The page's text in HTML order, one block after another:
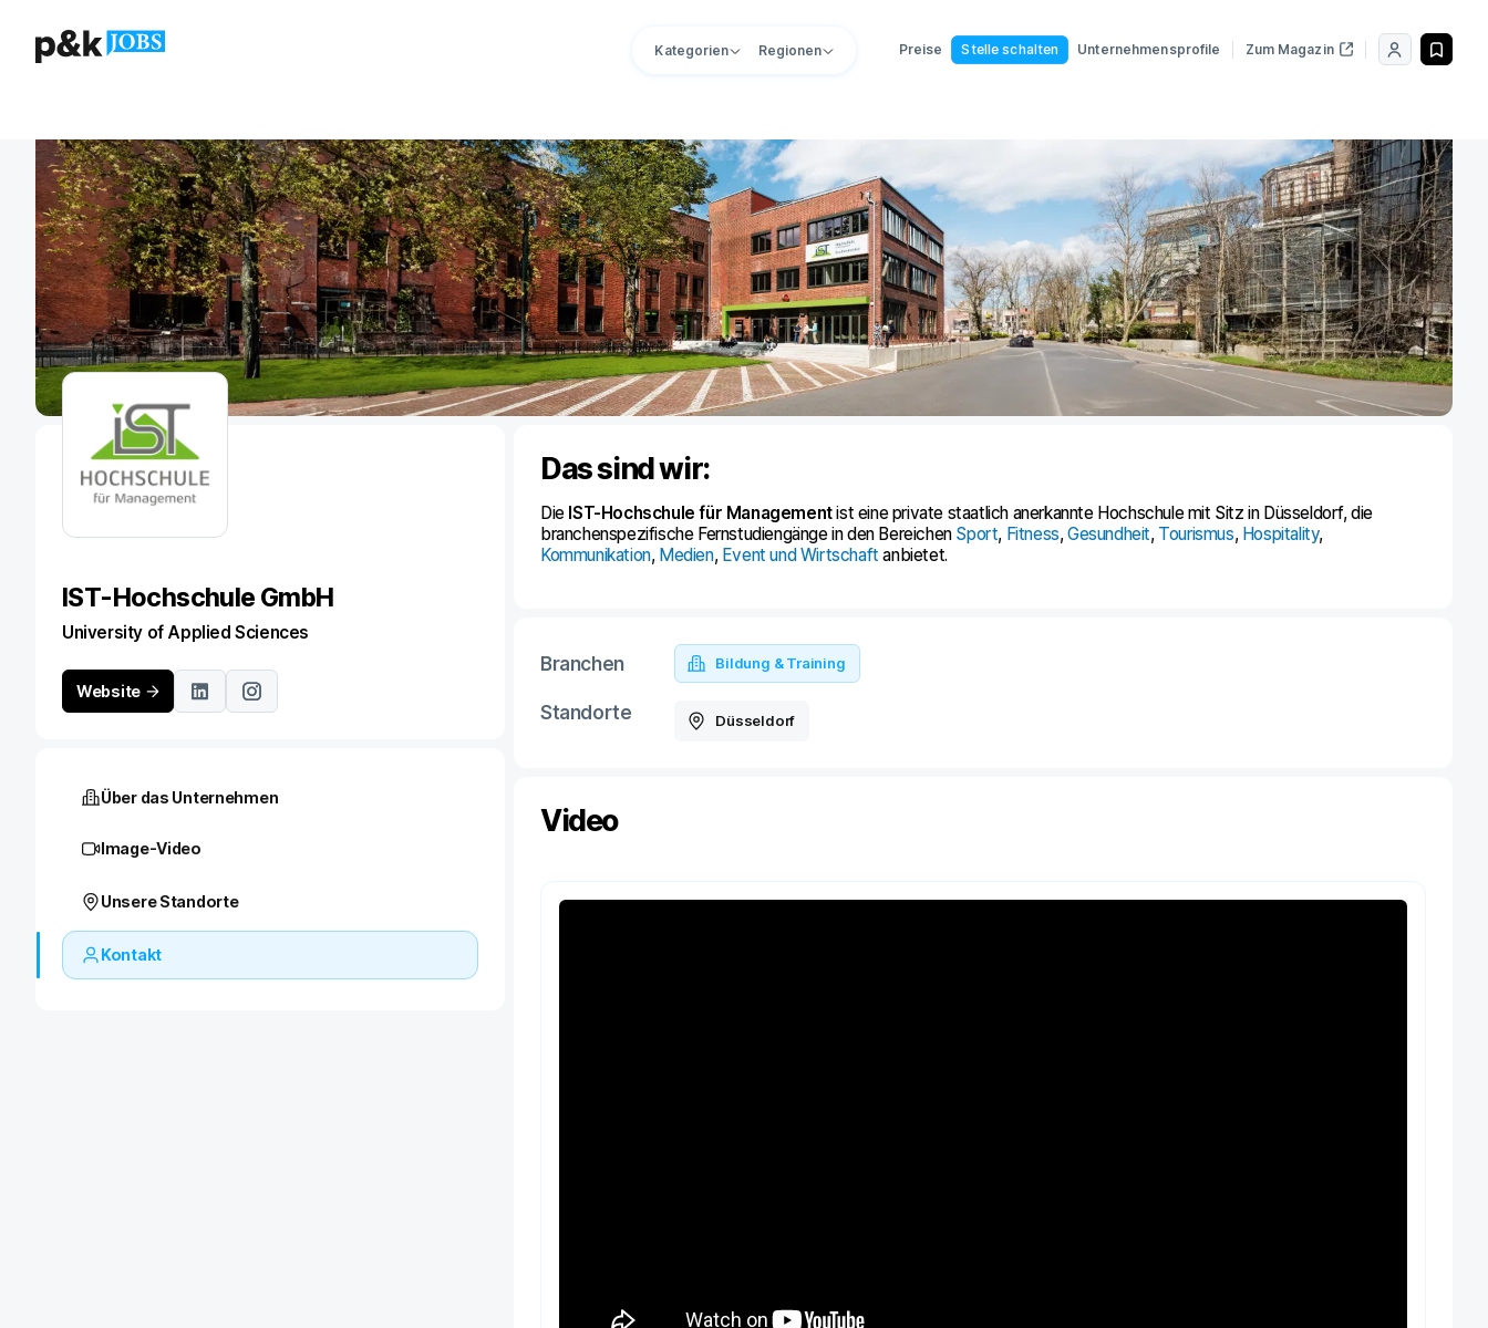
Kategorien Regionen Preise Stelle schalten Unternehmensprofile Zum Magazin
IST-Hochschule GmbH
University of Applied Sciences
Website
Über das Unternehmen
Image-Video
Unsere Standorte
Kontakt
Das sind wir:
DieIST-Hochschule für Managementist eine private staatlich anerkannte Hochschule mit Sitz in Düsseldorf, die
branchenspezifische Fernstudiengänge in den Bereichen Sport, Fitness,Gesundheit, Tourismus, Hospitality,
Kommunikation, Medien, Event und Wirtschaftanbietet.
Branchen Bildung & Training
Standorte Düsseldorf
Video